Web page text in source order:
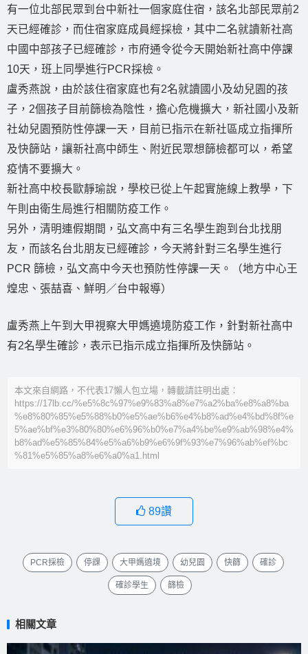
有一位北部民眾到台中新社一個家庭住宿，該名北部民眾前2
天已經確診，而住宿家庭成員經採檢，其中二名就讀新社高
中國中部孩子已經確診，市府通令從今天開始新社高中停課
10天，班上同學進行PCR採檢。
盧秀燕說，由於該住宿家庭也有2名就讀國小及幼兒園的孩
子，2個孩子目前篩檢為陰性，擔心危機擴大，新社國小及新
社幼兒園預防性停課一天，目前已指示在新社區成立指揮所
及快篩站，讓新社高中師生、附近民眾想篩檢都可以，希望
疫情不要擴大。
新社高中校長歐靜瑜說，學校已從上午起實施線上教學，下
午則由衛生局進行相關防疫工作。
另外，清明連假期間，弘文高中有三名學生跑到台北找朋
友，而該名台北朋友已經確診，今天將針對三名學生進行
PCR 篩檢，弘文高中今天也預防性停課一天。（地方中心王
煌忠、張喆喜、鮮明／台中報導）
盧秀燕上午到大甲視察大甲媽遶境防疫工作，針對新社高中
有2名學生確診，表示已指示成立指揮所及快篩站。
本文來自網路，不代表17懶人包立場，轉載請註明出處：
https://17lb.cc/%e5%8c%97%e9%83%a8%e7%a2%ba%e8%a8%ba
%e8%80%85%e5%88%b0%e5%ae%b6%e4%b8%ad%e4%bd%8f%e
5%ae%bf%e3%80%80%e6%96%b0%e7%a4%be%e9%ab%98%e4%
b8%ad%e5%85%84%e5%a6%b9%e6%9f%93%e7%96%ab%ef%bc
%81%e5%85%a8%e6%a0%a1.html
89讚
PCR採檢 停課 大甲媽遶境 幼兒園 快篩 確診
確診學生 篩檢
相關文章